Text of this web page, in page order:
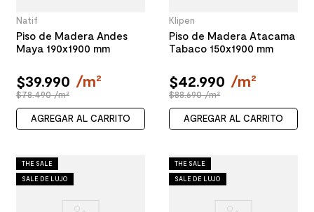
Natif
Piso de Madera Andes
Maya 190x1900 mm
$39.990 /m²
$78.490 /m²
AGREGAR AL CARRITO
Klipen
Piso de Madera Atacama
Tabaco 150x1900 mm
$42.990 /m²
$88.690 /m²
AGREGAR AL CARRITO
THE SALE
SALE DE LUJO
THE SALE
SALE DE LUJO